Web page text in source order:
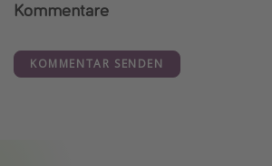
Kommentare
KOMMENTAR SENDEN